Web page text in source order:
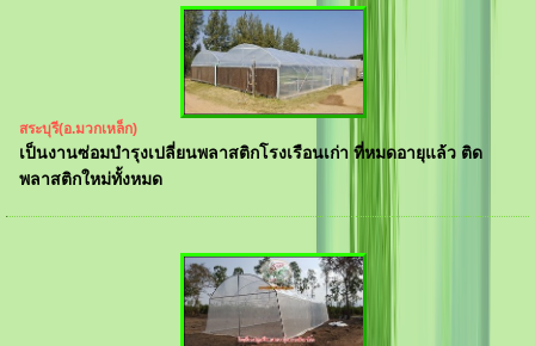
สระบุรี(อ.มวกเหล็ก)
เป็นงานซ่อมบำรุงเปลี่ยนพลาสติกโรงเรือนเก่า ที่หมดอายุแล้ว ติด
พลาสติกใหม่ทั้งหมด